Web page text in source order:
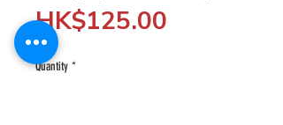
HK$125.00
Quantity *